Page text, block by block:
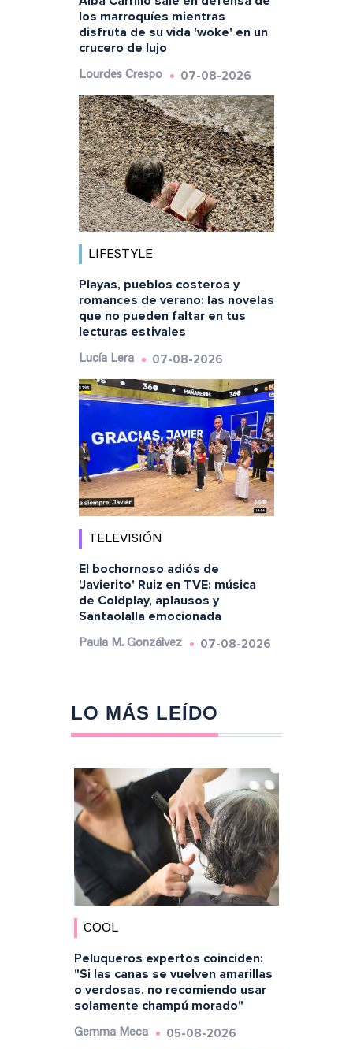
los marroquíes mientras
disfruta de su vida 'woke' en un
crucero de lujo
Lourdes Crespo 07-08-2026
LIFESTYLE
Playas, pueblos costeros y
romances de verano: las novelas
que no pueden faltar en tus
lecturas estivales
Lucía Lera 07-08-2026
TELEVISIÓN
El bochornoso adiós de
'Javierito' Ruiz en TVE: música
de Coldplay, aplausos y
Santaolalla emocionada
Paula M. Gonzálvez 07-08-2026
LO MÁS LEÍDO
COOL
Peluqueros expertos coinciden:
"Si las canas se vuelven amarillas
o verdosas, no recomiendo usar
solamente champú morado"
Gemma Meca 05-08-2026